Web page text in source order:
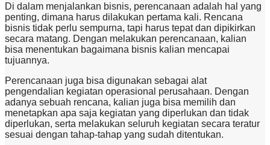
Di dalam menjalankan bisnis, perencanaan adalah hal yang
penting, dimana harus dilakukan pertama kali. Rencana
bisnis tidak perlu sempurna, tapi harus tepat dan dipikirkan
secara matang. Dengan melakukan perencanaan, kalian
bisa menentukan bagaimana bisnis kalian mencapai
tujuannya.
Perencanaan juga bisa digunakan sebagai alat
pengendalian kegiatan operasional perusahaan. Dengan
adanya sebuah rencana, kalian juga bisa memilih dan
menetapkan apa saja kegiatan yang diperlukan dan tidak
diperlukan, serta melakukan seluruh kegiatan secara teratur
sesuai dengan tahap-tahap yang sudah ditentukan.